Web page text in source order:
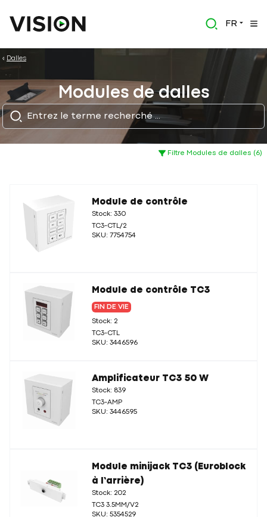
FR
Dalles
Modules de dalles
Filtre Modules de dalles (6)
Module de contrôle
Stock: 330
TC3-CTL/2
SKU: 7754754
Module de contrôle TC3
FIN DE VIE
Stock: 2
TC3-CTL
SKU: 3446596
Amplificateur TC3 50 W
Stock: 839
TC3-AMP
SKU: 3446595
Module minijack TC3 (Euroblock
à l’arrière)
Stock: 202
TC3 3.5MM/V2
SKU: 5354529